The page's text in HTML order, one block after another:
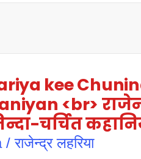
kee
<br>
चर्चित
लहरिया